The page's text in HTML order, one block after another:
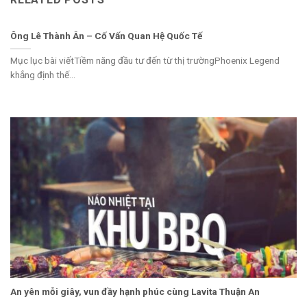
Ông Lê Thành Ân – Cố Vấn Quan Hệ Quốc Tế
Mục lục bài viếtTiềm năng đầu tư đến từ thị trườngPhoenix Legend
khẳng định thế...
An yên mỗi giây, vun đầy hạnh phúc cùng Lavita Thuận An